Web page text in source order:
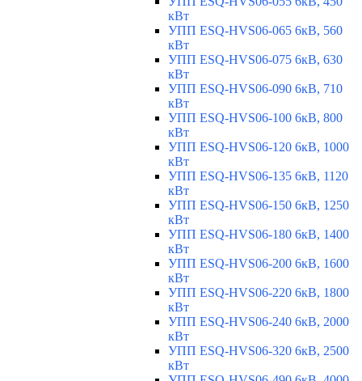
кВт
УПП ESQ-HVS06-065 6кВ, 560
кВт
УПП ESQ-HVS06-075 6кВ, 630
кВт
УПП ESQ-HVS06-090 6кВ, 710
кВт
УПП ESQ-HVS06-100 6кВ, 800
кВт
УПП ESQ-HVS06-120 6кВ, 1000
кВт
УПП ESQ-HVS06-135 6кВ, 1120
кВт
УПП ESQ-HVS06-150 6кВ, 1250
кВт
УПП ESQ-HVS06-180 6кВ, 1400
кВт
УПП ESQ-HVS06-200 6кВ, 1600
кВт
УПП ESQ-HVS06-220 6кВ, 1800
кВт
УПП ESQ-HVS06-240 6кВ, 2000
кВт
УПП ESQ-HVS06-320 6кВ, 2500
кВт